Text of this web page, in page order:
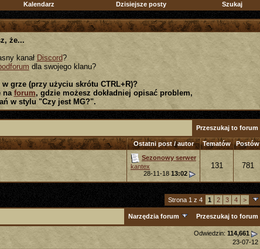
Kalendarz Dzisiejsze posty Szukaj
że...
kanał Discord?
dla swojego klanu?
grze (przy użyciu skrótu CTRL+R)?
na forum, gdzie możesz dokładniej opisać problem,
w stylu "Czy jest MG?".
Przeszukaj to forum
Ostatni post / autor Tematów Postów
Sezonowy serwer
kantex
28-11-18 13:02
131 781
Strona 1 z 4 1 2 3 4 >
Narzędzia forum Przeszukaj to forum
Odwiedzin: 114,661
23-07-12